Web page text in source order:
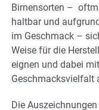
Birnensorten –
haltbar und
im Geschmack –
Weise für die
eignen und dabei
Geschmacksvielfalt
Die